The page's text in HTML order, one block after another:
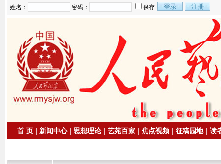
姓名： 密码： 保存
首 页 | 新闻中心 | 思想理论 | 艺苑百家 | 焦点视频 | 征稿园地 | 读